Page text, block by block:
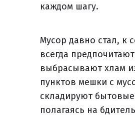
каждом шагу.
Мусор давно стал, к
всегда
выбрасывают хлам
пунктов мешки с
складируют
полагаясь на